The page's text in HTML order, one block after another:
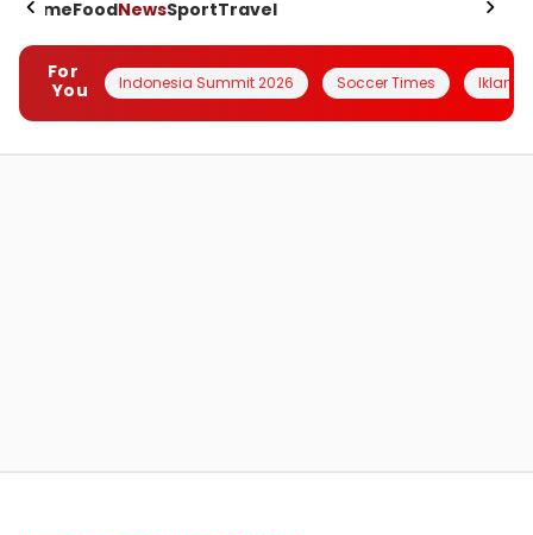
HomeFoodNewsSportTravel
For
You
Indonesia Summit 2026 Soccer Times Iklanin